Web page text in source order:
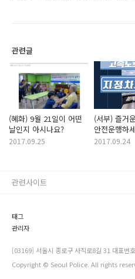
관련글
(혜화) 9월 21일이 어떤
날인지 아시나요?
2017.09.25
(서부) 즐거
안전운행하
2017.09.24
태그
관리자
[03169] 서울시 종로구 사직로8길 31 대표번
Copyright © Seoul Police. All rights
관련사이트